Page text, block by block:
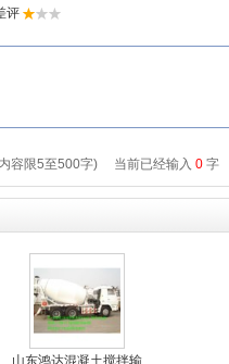
山东鸿达混凝土搅拌输